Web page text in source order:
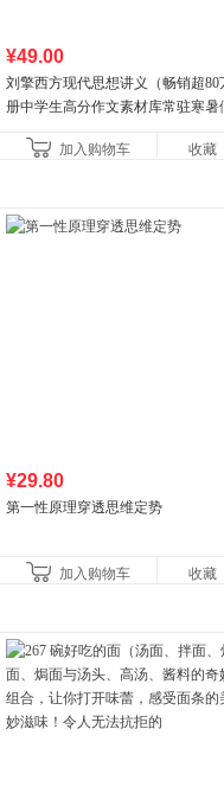
¥49.00
刘擎西方现代思想讲义（畅销超80
册中学生高分作文素材库常驻寒暑
讲透西方思想史，哲学知
加入购物车 收藏
¥29.80
第一性原理穿透思维定势
加入购物车 收藏